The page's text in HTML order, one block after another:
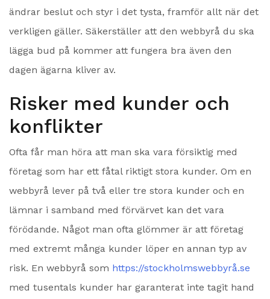
ändrar beslut och styr i det tysta, framför allt när det
verkligen gäller. Säkerställer att den webbyrå du ska
lägga bud på kommer att fungera bra även den
dagen ägarna kliver av.
Risker med kunder och
konflikter
Ofta får man höra att man ska vara försiktig med
företag som har ett fåtal riktigt stora kunder. Om en
webbyrå lever på två eller tre stora kunder och en
lämnar i samband med förvärvet kan det vara
förödande. Något man ofta glömmer är att företag
med extremt många kunder löper en annan typ av
risk. En webbyrå som https://stockholmswebbyrå.se
med tusentals kunder har garanterat inte tagit hand